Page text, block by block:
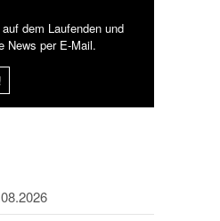
dem Laufenden und
News per E-Mail.